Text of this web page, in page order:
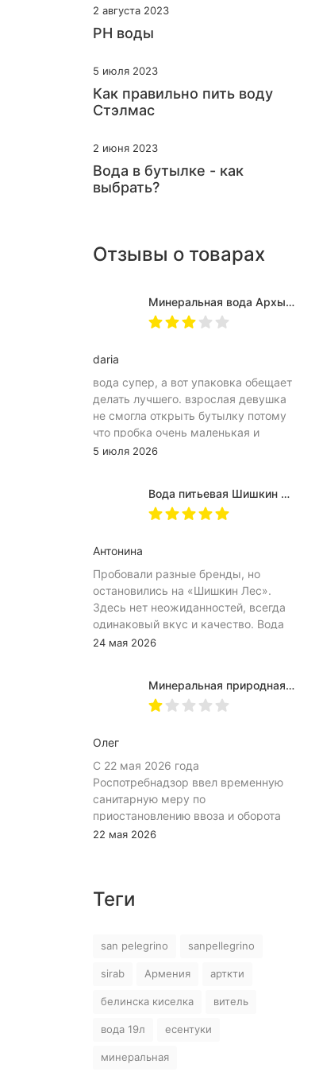
2 августа 2023
PH воды
5 июля 2023
Как правильно пить воду
Стэлмас
2 июня 2023
Вода в бутылке - как
выбрать?
Отзывы о товарах
Минеральная вода Архыз Vita негазированная, ПЭТ 0.5 л (12 штук)
daria
вода супер, а вот упаковка обещает
делать лучшего. взрослая девушка
не смогла открыть бутылку потому
что пробка очень маленькая и
неудобное расположение
затрудняет открытию бутылка.
Плюс рубцы на пробке мелкие, что
5 июля 2026
Вода питьевая Шишкин лес в (одноразовой) таре 19 литров
Антонина
Пробовали разные бренды, но
остановились на «Шишкин Лес».
Здесь нет неожиданностей, всегда
одинаковый вкус и качество. Вода
хорошо идёт и холодной, и
подходит. Это, наверное, главный
показатель.
24 мая 2026
Минеральная природная вода Jermuk / Джермук газированная, Пэт (1,0л*6шт)
Олег
С 22 мая 2026 года
Роспотребнадзор ввел временную
санитарную меру по
приостановлению ввоза и оборота
на территории Российской
вода «Джермук», изготовитель ЗАО
информации, указанной в
нарушением требований пункта 10
раздела 3 ТР ЕАЭС 044/2017 «О
воды, включая природную
выявлено превышение содержания
22 мая 2026
Теги
san pelegrino sanpellegrino
sirab Армения арткти
белинска киселка витель
вода 19л есентуки
минеральная